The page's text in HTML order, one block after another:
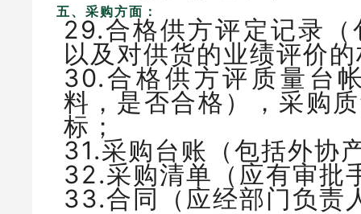
五、采购方面：
29.合格供方评定记录
以及对供货的业绩评价
30.合格供方评质量台
料，是否合格），采购
标；
31.采购台账（包括外
32.采购清单（应有审
33.合同（应经部门负